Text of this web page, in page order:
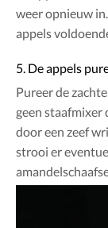
weer opnieuw
appels
5. De appels
Pureer de
geen staafmixer
door een zeef
strooi er